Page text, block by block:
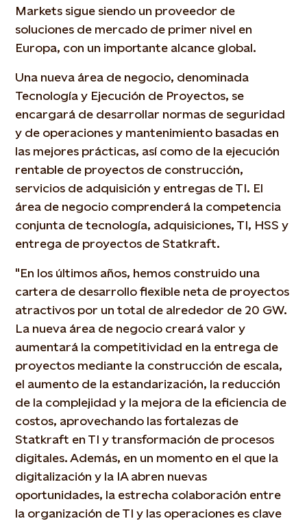
Markets sigue siendo un proveedor de
soluciones de mercado de primer nivel en
Europa, con un importante alcance global.
Una nueva área de negocio, denominada
Tecnología y Ejecución de Proyectos, se
encargará de desarrollar normas de seguridad
y de operaciones y mantenimiento basadas en
las mejores prácticas, así como de la ejecución
rentable de proyectos de construcción,
servicios de adquisición y entregas de TI. El
área de negocio comprenderá la competencia
conjunta de tecnología, adquisiciones, TI, HSS y
entrega de proyectos de Statkraft.
"En los últimos años, hemos construido una
cartera de desarrollo flexible neta de proyectos
atractivos por un total de alrededor de 20 GW.
La nueva área de negocio creará valor y
aumentará la competitividad en la entrega de
proyectos mediante la construcción de escala,
el aumento de la estandarización, la reducción
de la complejidad y la mejora de la eficiencia de
costos, aprovechando las fortalezas de
Statkraft en TI y transformación de procesos
digitales. Además, en un momento en el que la
digitalización y la IA abren nuevas
oportunidades, la estrecha colaboración entre
la organización de TI y las operaciones es clave